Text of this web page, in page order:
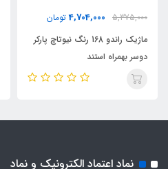
5,375,000
4,704,000 تومان
ماژیک راندو 168 رنگ نیوتاچ پارکر
دوسر بهمراه استند
نماد اعتماد الکترونیک و نماد